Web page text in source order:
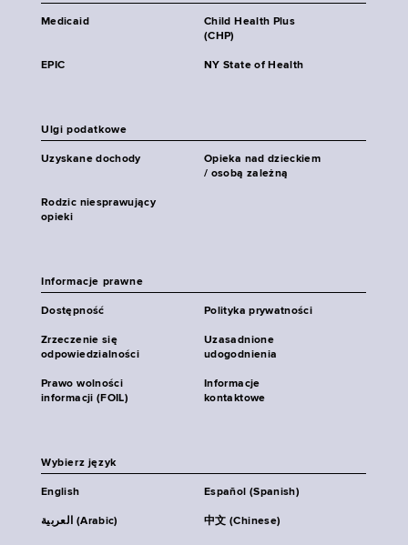
Medicaid
Child Health Plus
(CHP)
EPIC NY State of Health
Ulgi podatkowe
Uzyskane dochody
Opieka nad dzieckiem
/ osobą zależną
Rodzic niesprawujący
opieki
Informacje prawne
Dostępność Polityka prywatności
Zrzeczenie się
odpowiedzialności
Uzasadnione
udogodnienia
Prawo wolności
informacji (FOIL)
Informacje
kontaktowe
Wybierz język
English Español (Spanish)
العربية (Arabic) 中文 (Chinese)